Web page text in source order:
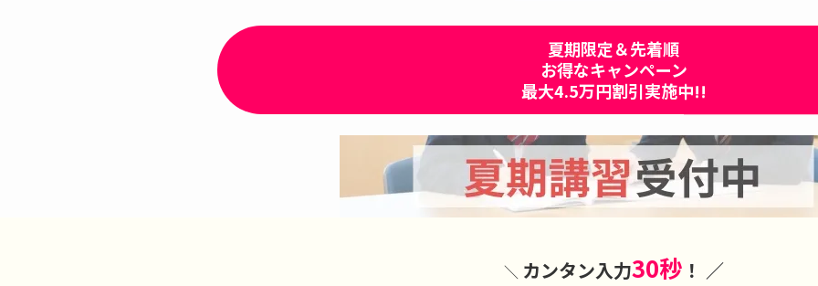
夏期限定＆先着順
お得なキャンペーン
最大4.5万円割引実施中!!
＼ カンタン入力30秒 ！ ／